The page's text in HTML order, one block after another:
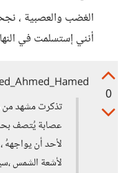
الغضب والعصبية ،
أنني إستسلمت في
0
تذكرت مشهد من
عصابة يُتصف
لأحد أن
لأشعة الشمس